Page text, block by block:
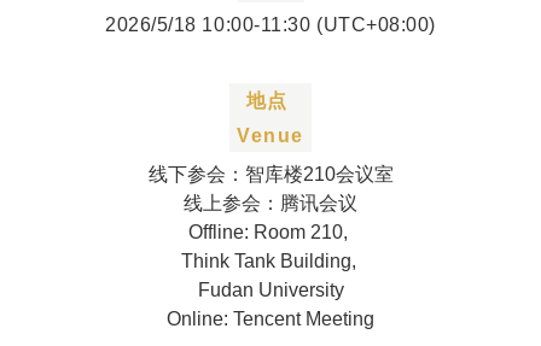
2026/5/18 10:00-11:30 (UTC+08:00)
地点
Venue
线下参会：智库楼210会议室
线上参会：腾讯会议
Offline: Room 210,
Think Tank Building,
Fudan University
Online: Tencent Meeting